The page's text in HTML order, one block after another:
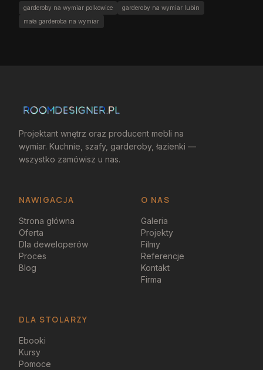
garderoby na wymiar polkowice
garderoby na wymiar lubin
mała garderoba na wymiar
Projektant wnętrz oraz producent mebli na
wymiar. Kuchnie, szafy, garderoby, łazienki —
wszystko zamówisz u nas.
NAWIGACJA O NAS
Strona główna
Oferta
Dla deweloperów
Proces
Blog
Galeria
Projekty
Filmy
Referencje
Kontakt
Firma
DLA STOLARZY
Ebooki
Kursy
Pomoce